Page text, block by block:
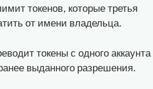
токенов, которые третья
от имени владельца.
токены с одного
выданного разрешения.